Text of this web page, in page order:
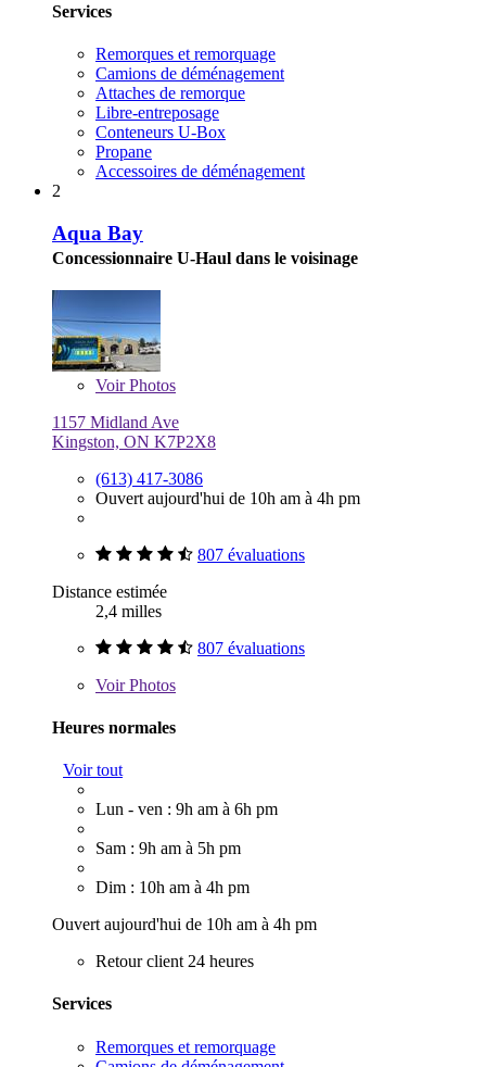
Services
Remorques et remorquage
Camions de déménagement
Attaches de remorque
Libre-entreposage
Conteneurs U-Box
Propane
Accessoires de déménagement
2
Aqua Bay
Concessionnaire U-Haul dans le voisinage
VoirPhotos
1157 Midland Ave
Kingston, ON K7P2X8
(613) 417-3086
Ouvert aujourd'hui de 10h am à 4h pm
807 évaluations
Distance estimée
2,4 milles
807 évaluations
VoirPhotos
Heures normales
Voir tout
Lun - ven : 9h am à 6h pm
Sam : 9h am à 5h pm
Dim : 10h am à 4h pm
Ouvert aujourd'hui de 10h am à 4h pm
Retour client 24 heures
Services
Remorques et remorquage